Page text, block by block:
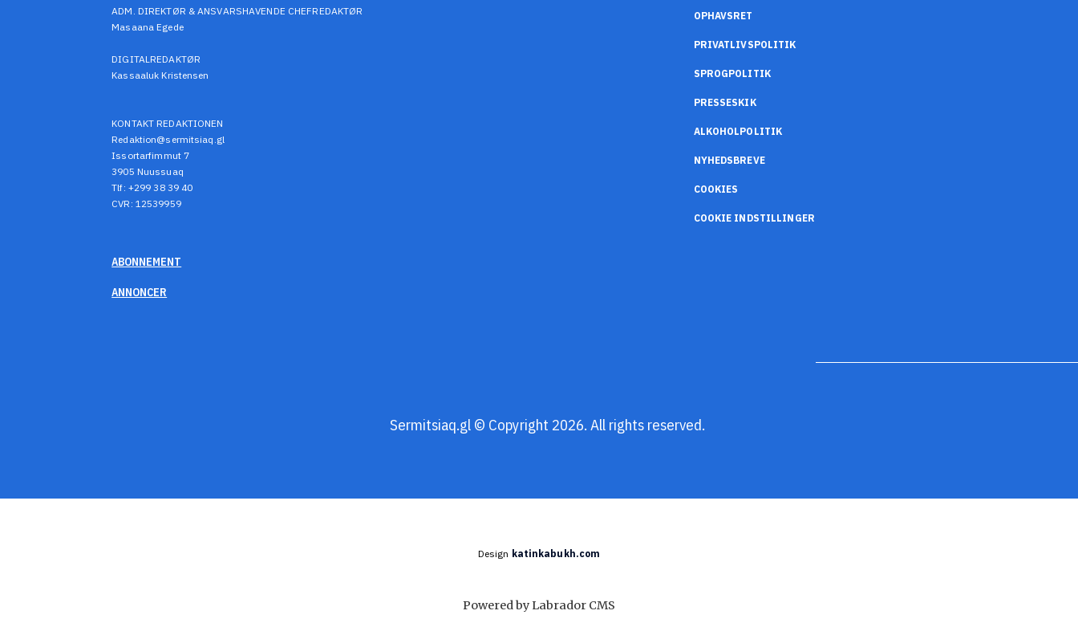
ADM. DIREKTØR & ANSVARSHAVENDE CHEFREDAKTØR
Masaana Egede
DIGITALREDAKTØR
Kassaaluk Kristensen
KONTAKT REDAKTIONEN
Redaktion@sermitsiaq.gl
Issortarfimmut 7
3905 Nuussuaq
Tlf: +299 38 39 40
CVR: 12539959
OPHAVSRET
PRIVATLIVSPOLITIK
SPROGPOLITIK
PRESSESKIK
ALKOHOLPOLITIK
NYHEDSBREVE
COOKIES
COOKIE INDSTILLINGER
ABONNEMENT
ANNONCER
Sermitsiaq.gl © Copyright 2026. All rights reserved.
Design katinkabukh.com
Powered by Labrador CMS